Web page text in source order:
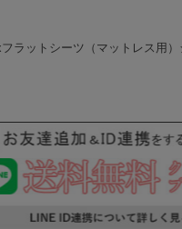
ラットシーツ（マットレス用）